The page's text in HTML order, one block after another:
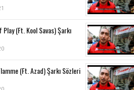
(Ft. Kool Savas) Şarkı
(Ft. Azad) Şarkı Sözleri